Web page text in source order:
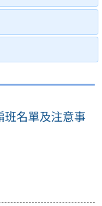
班名單及注意事